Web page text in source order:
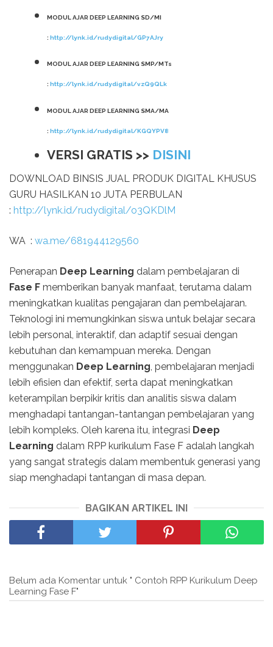
MODUL AJAR DEEP LEARNING SD/MI
:http://lynk.id/rudydigital/GP7AJry
MODUL AJAR DEEP LEARNING SMP/MTs
:http://lynk.id/rudydigital/vzQ9QLk
MODUL AJAR DEEP LEARNING SMA/MA
:http://lynk.id/rudydigital/KGQYPV8
VERSI GRATIS >> DISINI
DOWNLOAD BINSIS JUAL PRODUK DIGITAL KHUSUS
GURU HASILKAN 10 JUTA PERBULAN
: http://lynk.id/rudydigital/o3QKDlM
WA : wa.me/681944129560
Penerapan Deep Learning dalam pembelajaran di
Fase F memberikan banyak manfaat, terutama dalam
meningkatkan kualitas pengajaran dan pembelajaran.
Teknologi ini memungkinkan siswa untuk belajar secara
lebih personal, interaktif, dan adaptif sesuai dengan
kebutuhan dan kemampuan mereka. Dengan
menggunakan Deep Learning, pembelajaran menjadi
lebih efisien dan efektif, serta dapat meningkatkan
keterampilan berpikir kritis dan analitis siswa dalam
menghadapi tantangan-tantangan pembelajaran yang
lebih kompleks. Oleh karena itu, integrasi Deep
Learning dalam RPP kurikulum Fase F adalah langkah
yang sangat strategis dalam membentuk generasi yang
siap menghadapi tantangan di masa depan.
BAGIKAN ARTIKEL INI
Belum ada Komentar untuk " Contoh RPP Kurikulum Deep
Learning Fase F"